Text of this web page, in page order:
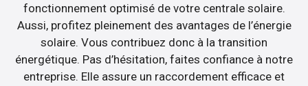
fonctionnement optimisé de votre centrale solaire.
Aussi, profitez pleinement des avantages de l’énergie
solaire. Vous contribuez donc à la transition
énergétique. Pas d’hésitation, faites confiance à notre
entreprise. Elle assure un raccordement efficace et